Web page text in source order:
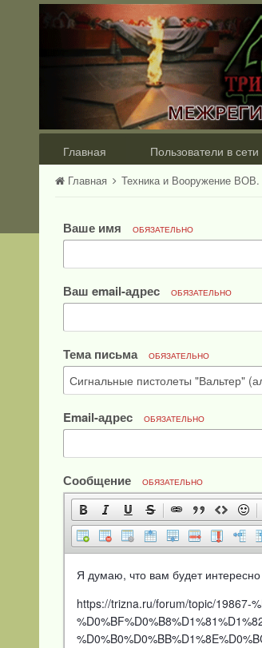
Главная Пользователи в сети
Главная Техника и Вооружение ВОВ.
Ваше имя ОБЯЗАТЕЛЬНО
Ваш email-адрес ОБЯЗАТЕЛЬНО
Тема письма ОБЯЗАТЕЛЬНО
Email-адрес ОБЯЗАТЕЛЬНО
Сообщение ОБЯЗАТЕЛЬНО
Я думаю, что вам будет
https://trizna.ru/forum/topic/19867-